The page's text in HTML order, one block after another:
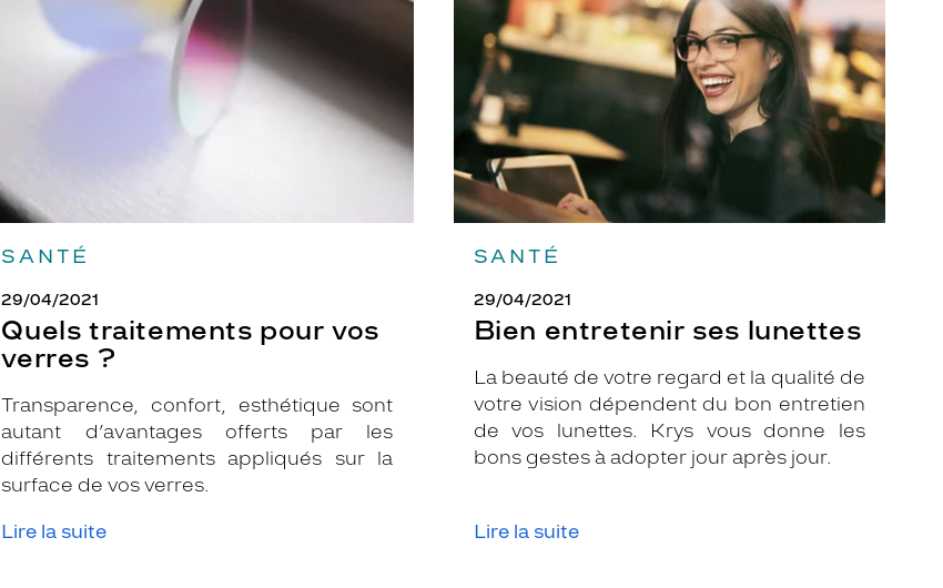
SANTÉ
29/04/2021
Quels traitements pour vos
verres ?
Transparence, confort, esthétique sont
autant d’avantages offerts par les
différents traitements appliqués sur la
surface de vos verres.
Lire la suite
SANTÉ
29/04/2021
Bien entretenir ses lunettes
La beauté de votre regard et la qualité de
votre vision dépendent du bon entretien
de vos lunettes. Krys vous donne les
bons gestes à adopter jour après jour.
Lire la suite